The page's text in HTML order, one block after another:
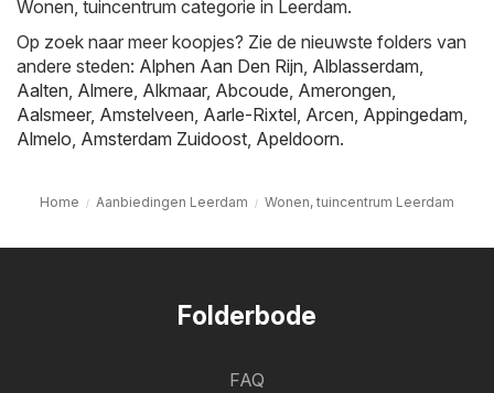
Wonen, tuincentrum categorie in Leerdam.
Op zoek naar meer koopjes? Zie de nieuwste folders van
andere steden: Alphen Aan Den Rijn, Alblasserdam,
Aalten, Almere, Alkmaar, Abcoude, Amerongen,
Aalsmeer, Amstelveen, Aarle-Rixtel, Arcen, Appingedam,
Almelo, Amsterdam Zuidoost, Apeldoorn.
Home Aanbiedingen Leerdam Wonen, tuincentrum Leerdam
Folderbode
FAQ